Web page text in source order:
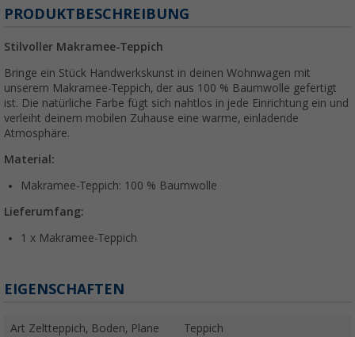
PRODUKTBESCHREIBUNG
Stilvoller Makramee-Teppich
Bringe ein Stück Handwerkskunst in deinen Wohnwagen mit
unserem Makramee-Teppich, der aus 100 % Baumwolle gefertigt
ist. Die natürliche Farbe fügt sich nahtlos in jede Einrichtung ein und
verleiht deinem mobilen Zuhause eine warme, einladende
Atmosphäre.
Material:
Makramee-Teppich: 100 % Baumwolle
Lieferumfang:
1 x Makramee-Teppich
EIGENSCHAFTEN
Art Zeltteppich, Boden, Plane Teppich